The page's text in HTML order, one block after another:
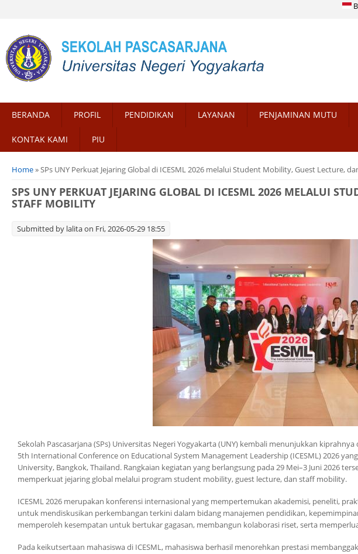
BERANDA PROFIL PENDIDIKAN LAYANAN PENJAMINAN MUTU
KONTAK KAMI PIU
You are here
Home» SPs UNY Perkuat Jejaring Global di ICESML 2026 melalui Student Mobility, Guest Lecture,
SPS UNY PERKUAT JEJARING GLOBAL DI ICESML 2026 MELALUI
STAFF MOBILITY
Submitted by lalitaon Fri, 2026-05-29 18:55
Sekolah Pascasarjana (SPs) Universitas Negeri Yogyakarta (UNY) kembali menunjukkan
5th International Conference on Educational System Management Leadership (ICESML) 2026
University, Bangkok, Thailand. Rangkaian kegiatan yang berlangsung pada 29 Mei–3 Juni 2026
memperkuat jejaring global melalui program student mobility, guest lecture, dan staff mobility.
ICESML 2026 merupakan konferensi internasional yang mempertemukan akademisi, peneliti,
untuk mendiskusikan perkembangan terkini dalam bidang manajemen pendidikan,
memperoleh kesempatan untuk bertukar gagasan, membangun kolaborasi riset, serta
Pada keikutsertaan mahasiswa di ICESML, mahasiswa berhasil menorehkan prestasi